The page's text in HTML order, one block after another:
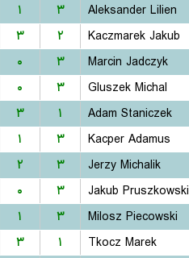
۱ ۳ Aleksander Lilien
۳ ۲ Kaczmarek Jakub
۰ ۳ Marcin Jadczyk
۰ ۳ Gluszek Michal
۳ ۱ Adam Staniczek
۱ ۳ Kacper Adamus
۲ ۳ Jerzy Michalik
۰ ۳ Jakub Pruszkowski
۱ ۳ Milosz Piecowski
۳ ۱ Tkocz Marek